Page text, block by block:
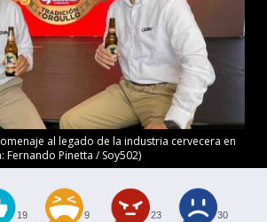
al legado de la industria cervecera en
Pinetta / Soy502)
19 9 23 30